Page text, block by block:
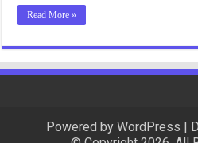
Read More »
Powered by WordPress |